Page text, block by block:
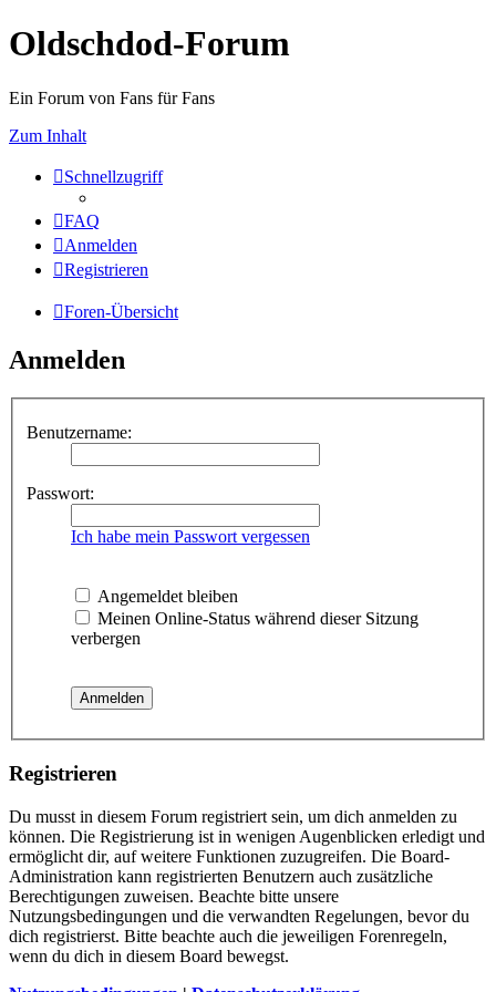
Oldschdod-Forum
Ein Forum von Fans für Fans
Zum Inhalt
Schnellzugriff
FAQ
Anmelden
Registrieren
Foren-Übersicht
Anmelden
Benutzername:
Passwort:
Ich habe mein Passwort vergessen
Angemeldet bleiben
Meinen Online-Status während dieser Sitzung
verbergen
Registrieren
Du musst in diesem Forum registriert sein, um dich anmelden zu
können. Die Registrierung ist in wenigen Augenblicken erledigt und
ermöglicht dir, auf weitere Funktionen zuzugreifen. Die Board-
Administration kann registrierten Benutzern auch zusätzliche
Berechtigungen zuweisen. Beachte bitte unsere
Nutzungsbedingungen und die verwandten Regelungen, bevor du
dich registrierst. Bitte beachte auch die jeweiligen Forenregeln,
wenn du dich in diesem Board bewegst.